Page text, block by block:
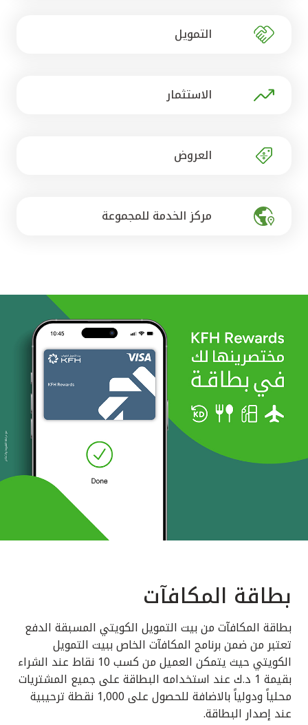
مصر
التمويل
الاستثمار
العروض
مركز الخدمة للمجموعة
بطاقة المكافآت
بطاقة المكافآت من بيت التمويل الكويتي المسبقة الدفع
تعتبر من ضمن برنامج المكافآت الخاص ببيت التمويل
الكويتي حيث يتمكن العميل من كسب 10 نقاط عند الشراء
بقيمة 1 د.ك عند استخدامه البطاقة على جميع المشتريات
محلياً ودولياً بالاضافة للحصول على 1,000 نقطة ترحيبية
عند إصدار البطاقة.